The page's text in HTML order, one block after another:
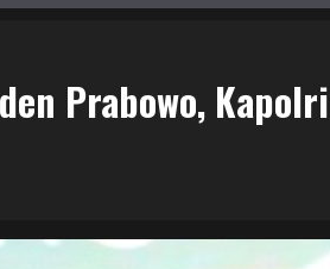
Prabowo,